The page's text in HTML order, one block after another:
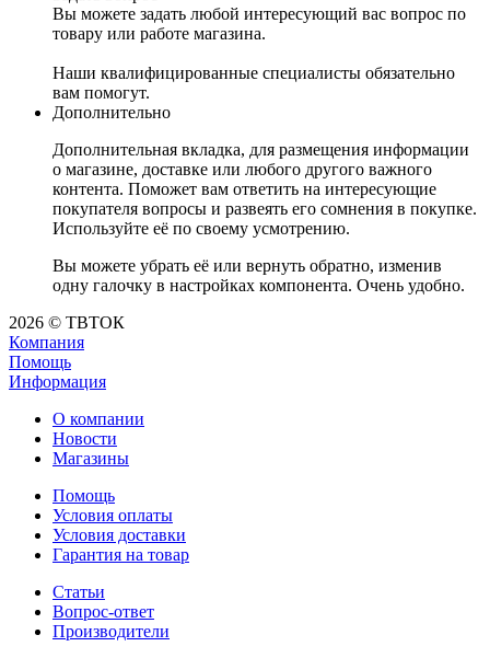
Вы можете задать любой интересующий вас вопрос по
товару или работе магазина.
Наши квалифицированные специалисты обязательно
вам помогут.
Дополнительно
Дополнительная вкладка, для размещения информации
о магазине, доставке или любого другого важного
контента. Поможет вам ответить на интересующие
покупателя вопросы и развеять его сомнения в покупке.
Используйте её по своему усмотрению.
Вы можете убрать её или вернуть обратно, изменив
одну галочку в настройках компонента. Очень удобно.
2026 © ТВТОК
Компания
Помощь
Информация
О компании
Новости
Магазины
Помощь
Условия оплаты
Условия доставки
Гарантия на товар
Статьи
Вопрос-ответ
Производители